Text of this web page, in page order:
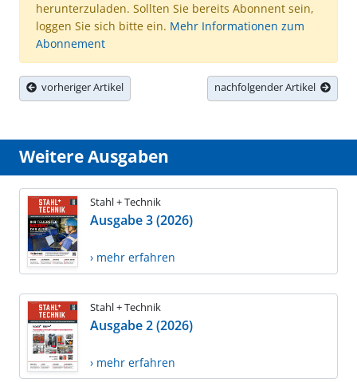
herunterzuladen. Sollten Sie bereits Abonnent sein,
loggen Sie sich bitte ein. Mehr Informationen zum
Abonnement
vorheriger Artikel nachfolgender Artikel
Weitere Ausgaben
Stahl + Technik
Ausgabe 3 (2026)
› mehr erfahren
Stahl + Technik
Ausgabe 2 (2026)
› mehr erfahren